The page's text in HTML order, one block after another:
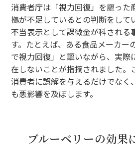
消費者庁は「視力回復」を謳った
拠が不足しているとの判断をして
不当表示として課徴金が科される
す。たとえば、ある食品メーカー
で視力回復」と謳いながら、実際
在しないことが指摘されました。
消費者に誤解を与えるだけでなく
も悪影響を及ぼします。
ブルーベリーの効果